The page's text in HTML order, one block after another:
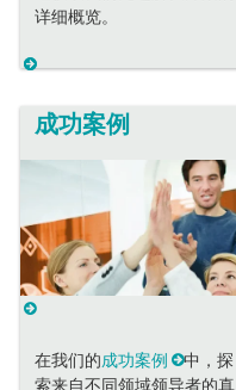
详细概览。
成功案例
在我们的成功案例
中，探
索来自不同领域领导者的真